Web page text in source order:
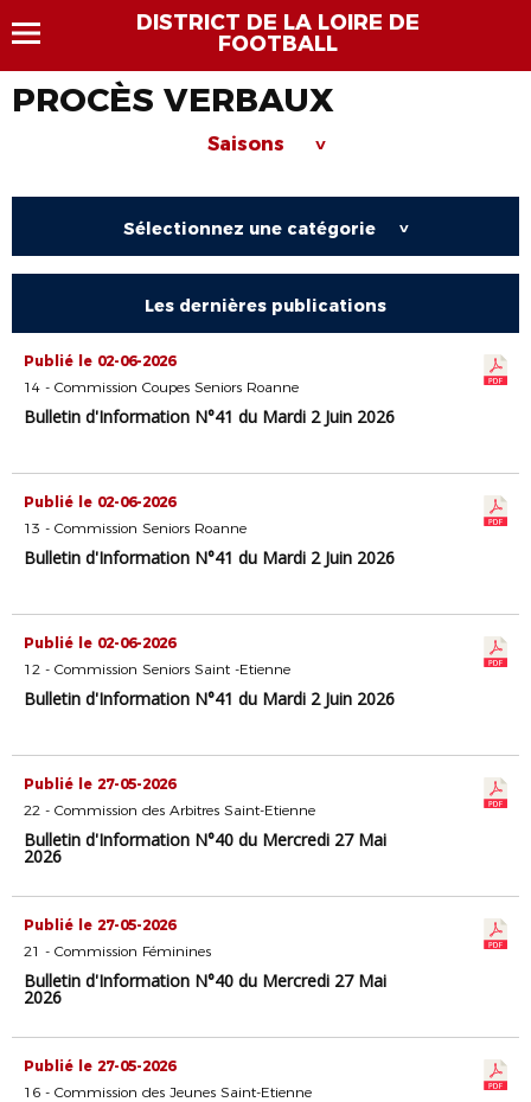
DISTRICT DE LA LOIRE DE
FOOTBALL
PROCÈS VERBAUX
Saisons >
Sélectionnez une catégorie >
Les dernières publications
Publié le 02-06-2026
14 - Commission Coupes Seniors Roanne
Bulletin d'Information N°41 du Mardi 2 Juin 2026
Publié le 02-06-2026
13 - Commission Seniors Roanne
Bulletin d'Information N°41 du Mardi 2 Juin 2026
Publié le 02-06-2026
12 - Commission Seniors Saint -Etienne
Bulletin d'Information N°41 du Mardi 2 Juin 2026
Publié le 27-05-2026
22 - Commission des Arbitres Saint-Etienne
Bulletin d'Information N°40 du Mercredi 27 Mai
2026
Publié le 27-05-2026
21 - Commission Féminines
Bulletin d'Information N°40 du Mercredi 27 Mai
2026
Publié le 27-05-2026
16 - Commission des Jeunes Saint-Etienne